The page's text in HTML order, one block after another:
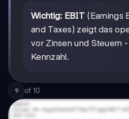
Wichtig: EBIT(Earnings
and Taxes) zeigt das
vor Zinsen und Steuern
Kennzahl.
9 of 10